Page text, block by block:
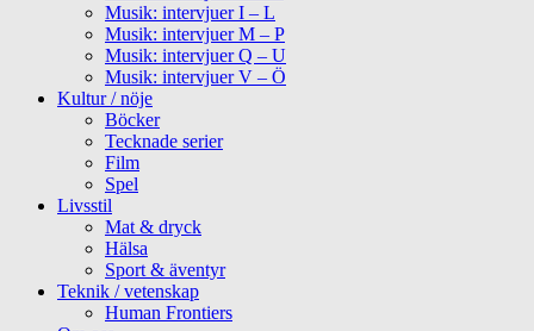
Musik: intervjuer I – L
Musik: intervjuer M – P
Musik: intervjuer Q – U
Musik: intervjuer V – Ö
Kultur / nöje
Böcker
Tecknade serier
Film
Spel
Livsstil
Mat & dryck
Hälsa
Sport & äventyr
Teknik / vetenskap
Human Frontiers